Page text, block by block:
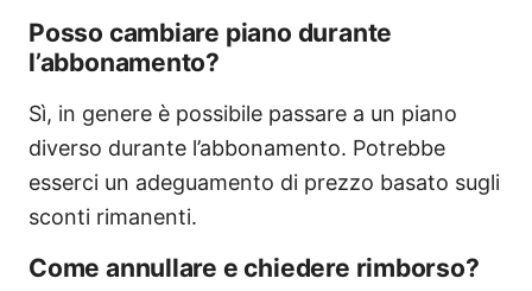
Posso cambiare piano durante
l’abbonamento?
Sì, in genere è possibile passare a un piano
diverso durante l’abbonamento. Potrebbe
esserci un adeguamento di prezzo basato sugli
sconti rimanenti.
Come annullare e chiedere rimborso?